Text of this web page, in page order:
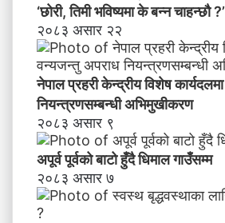
‘छोरी, तिमी भविष्यमा के बन्न चाहन्छौ ?’
२०८३ असार २२
नेपाल प्रहरी केन्द्रीय विशेष
नियन्त्रणसम्बन्धी अभिमुखीकरण
२०८३ असार ९
अपूर्व पूर्वको बाटो हुँदै धिमाल गाउँसम्म
२०८३ असार ७